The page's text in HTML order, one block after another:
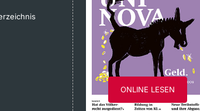
ONLINE LESEN